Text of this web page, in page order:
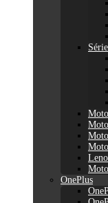
OnePlus